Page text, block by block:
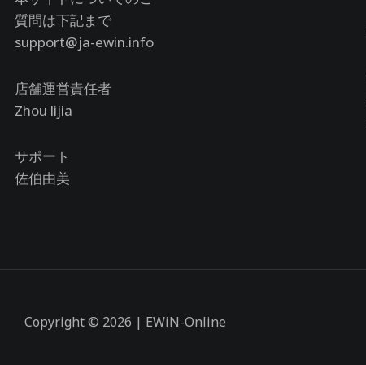
質問は下記まで
support@ja-ewin.info
店舗運営責任者
Zhou lijia
サポート
佐伯由美
Copyright © 2026 | EWiN-Online